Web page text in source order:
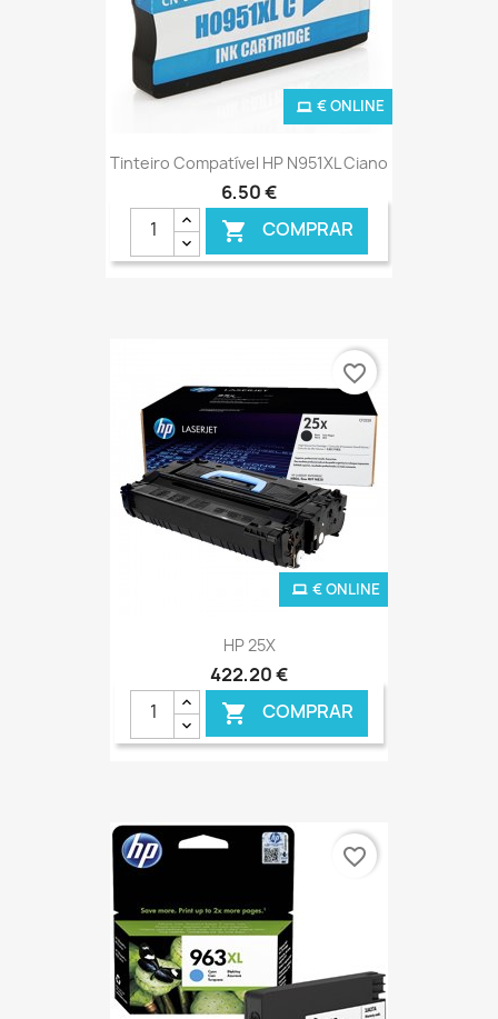
Tinteiro Compatível HP N951XL Ciano
6,50 €
 COMPRAR
€ ONLINE
HP 25X
422,20 €
 COMPRAR
€ ONLINE
favorite_border
favorite_border